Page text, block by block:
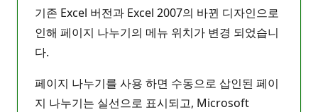
기존 Excel 버전과 Excel 2007의 바뀐 디자인으로
인해 페이지 나누기의 메뉴 위치가 변경 되었습니
다.
페이지 나누기를 사용 하면 수동으로 삽인된 페이
지 나누기는 실선으로 표시되고, Microsoft